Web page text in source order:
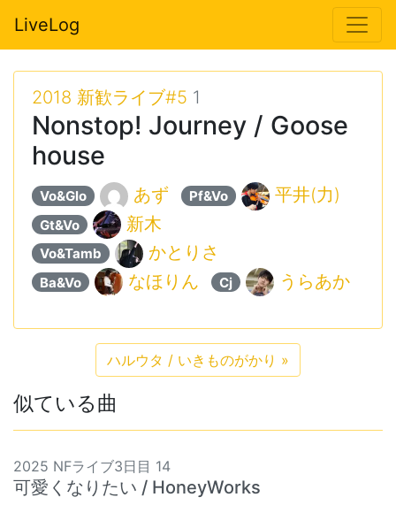
LiveLog
2018 新歓ライブ#5 1
Nonstop! Journey / Goose
house
Vo&Glo あず Pf&Vo 平井(力)
Gt&Vo 新木
Vo&Tamb かとりさ
Ba&Vo なほりん Cj うらあか
ハルウタ / いきものがかり »
似ている曲
2025 NFライブ3日目 14
可愛くなりたい / HoneyWorks